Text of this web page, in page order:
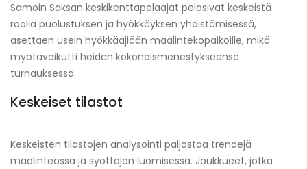
Samoin Saksan keskikenttäpelaajat pelasivat keskeistä
roolia puolustuksen ja hyökkäyksen yhdistämisessä,
asettaen usein hyökkääjiään maalintekopaikoille, mikä
myötävaikutti heidän kokonaismenestykseensä
turnauksessa.
Keskeiset tilastot
Keskeisten tilastojen analysointi paljastaa trendejä
maalinteossa ja syöttöjen luomisessa. Joukkueet, jotka